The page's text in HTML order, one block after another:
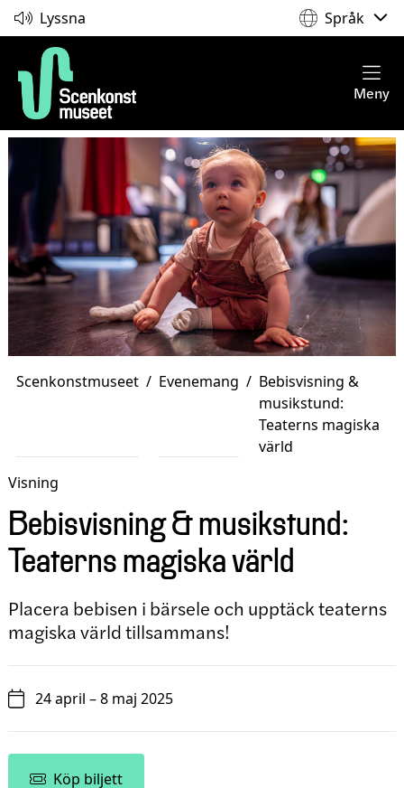
Lyssna Språk
Meny
Scenkonstmuseet / Evenemang / Bebisvisning &
musikstund:
Teaterns magiska
värld
Visning
Bebisvisning & musikstund:
Teaterns magiska värld
Placera bebisen i bärsele och upptäck teaterns
magiska värld tillsammans!
24 april – 8 maj 2025
Köp biljett